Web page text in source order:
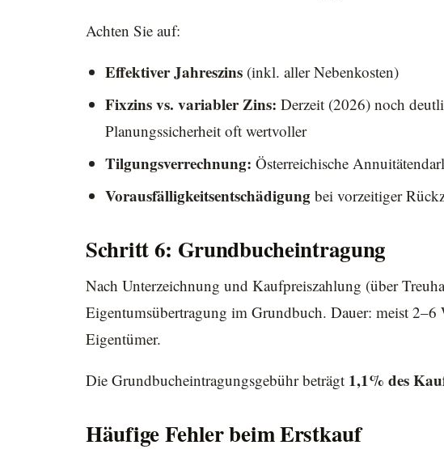
Achten Sie auf:
Effektiver Jahreszins (inkl. aller Nebenkosten)
Fixzins vs. variabler Zins: Derzeit (2026) noch
Planungssicherheit oft wertvoller
Tilgungsverrechnung: Österreichische
Vorausfälligkeitsentschädigung bei vorzeitiger
Schritt 6: Grundbucheintragung
Nach Unterzeichnung und Kaufpreiszahlung (über
Eigentumsübertragung im Grundbuch. Dauer: meist 2–6
Eigentümer.
Die Grundbucheintragungsgebühr beträgt 1,1% des
Häufige Fehler beim Erstkauf